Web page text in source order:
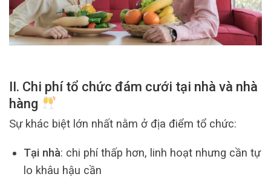
II. Chi phí tổ chức đám cưới tại nhà và nhà
hàng
Sự khác biệt lớn nhất nằm ở địa điểm tổ chức:
Tại nhà: chi phí thấp hơn, linh hoạt nhưng cần tự
lo khâu hậu cần